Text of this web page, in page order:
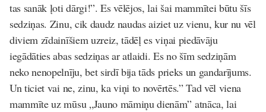
tas sanāk ļoti dārgi!”. Es vēlējos, lai šai mammītei būtu šīs
sedziņas. Zinu, cik daudz naudas aiziet uz vienu, kur nu vēl
diviem zīdainīšiem uzreiz, tādēļ es viņai piedāvāju
iegādāties abas sedziņas ar atlaidi. Es no šīm sedziņām
neko nenopelnīju, bet sirdī bija tāds prieks un gandarījums.
Un ticiet vai ne, zinu, ka viņi to novērtēs.” Tad vēl viena
mammīte uz mūsu „Jauno māmiņu dienām” atnāca, lai